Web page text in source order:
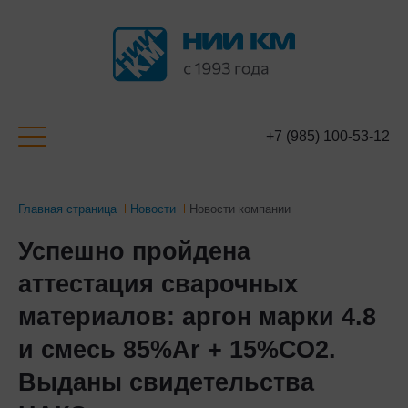
+7 (985) 100-53-12
Главная страница Новости Новости компании
Успешно пройдена
аттестация сварочных
материалов: аргон марки 4.8
и смесь 85%Ar + 15%СО2.
Выданы свидетельства